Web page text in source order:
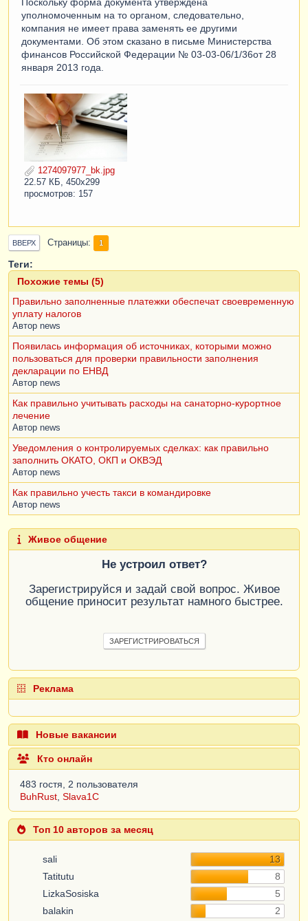
Поскольку форма документа утверждена
уполномоченным на то органом, следовательно,
компания не имеет права заменять ее другими
документами. Об этом сказано в письме Министерства
финансов Российской Федерации № 03-03-06/1/36от 28
января 2013 года.
1274097977_bk.jpg
22.57 КБ, 450x299
просмотров: 157
ВВЕРХ Страницы 1
Теги:
Похожие темы (5)
Правильно заполненные платежки обеспечат своевременную
уплату налогов
Автор news
Появилась информация об источниках, которыми можно
пользоваться для проверки правильности заполнения
декларации по ЕНВД
Автор news
Как правильно учитывать расходы на санаторно-курортное
лечение
Автор news
Уведомления о контролируемых сделках: как правильно
заполнить ОКАТО, ОКП и ОКВЭД
Автор news
Как правильно учесть такси в командировке
Автор news
Живое общение
Не устроил ответ?
Зарегистрируйся и задай свой вопрос. Живое
общение приносит результат намного быстрее.
ЗАРЕГИСТРИРОВАТЬСЯ
Реклама
Новые вакансии
Кто онлайн
483 гостя, 2 пользователя
BuhRust Slava1C
Топ 10 авторов за месяц
sali
13
Tatitutu
8
LizkaSosiska
5
balakin
2